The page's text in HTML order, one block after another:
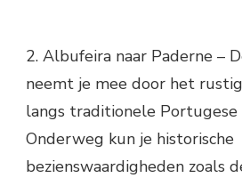
2. Albufeira naar Paderne –
neemt je mee door het
langs traditionele Portugese
Onderweg kun je historische
bezienswaardigheden zoals